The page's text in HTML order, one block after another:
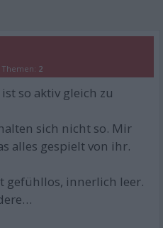
Themen: 2
so aktiv gleich zu
sich nicht so. Mir
alles gespielt von ihr.
gefühllos, innerlich leer.